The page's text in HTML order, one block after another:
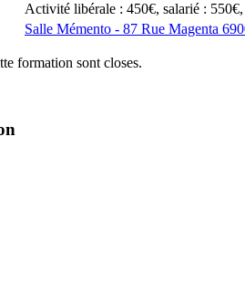
Activité libérale : 450€, salarié :
Salle Mémento - 87 Rue Magenta
formation sont closes.